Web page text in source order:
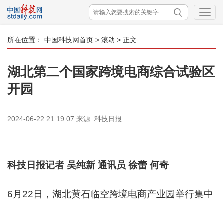
所在位置： 中国科技网首页 > 滚动 > 正文
湖北第二个国家跨境电商综合试验区
开园
2024-06-22 21:19:07 来源: 科技日报
科技日报记者 吴纯新 通讯员 徐蕾 何奇
6月22日，湖北黄石临空跨境电商产业园举行集中